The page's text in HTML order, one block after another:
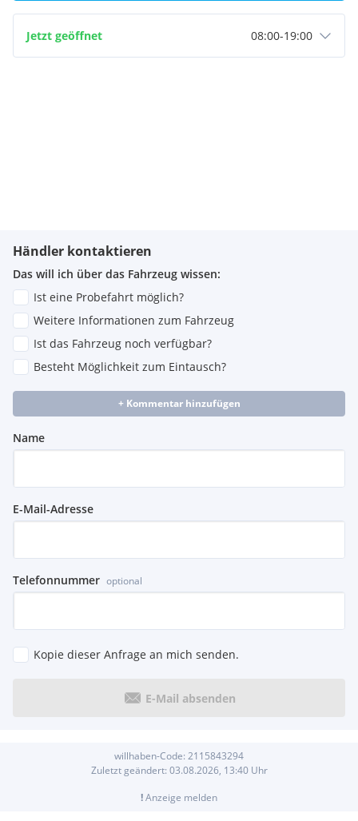
Jetzt geöffnet 08:00-19:00
Händler kontaktieren
Das will ich über das Fahrzeug wissen:
Ist eine Probefahrt möglich?
Weitere Informationen zum Fahrzeug
Ist das Fahrzeug noch verfügbar?
Besteht Möglichkeit zum Eintausch?
+ Kommentar hinzufügen
Name
E-Mail-Adresse
Telefonnummer optional
Kopie dieser Anfrage an mich senden.
E-Mail absenden
willhaben-Code: 2115843294
Zuletzt geändert: 03.08.2026, 13:40Uhr
!Anzeige melden